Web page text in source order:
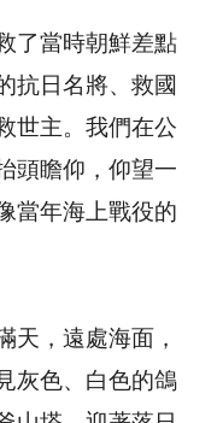
了當時朝鮮差點
抗日名將、救國
世主。我們在公
頭瞻仰，仰望一
當年海上戰役的
天，遠處海面，
灰色、白色的鴿